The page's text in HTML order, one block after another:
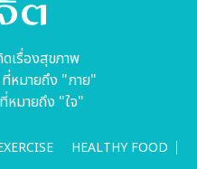
เรื่องสุขภาพ
หมายถึง "กาย"
หมายถึง "ใจ"
HEALTHY FOOD